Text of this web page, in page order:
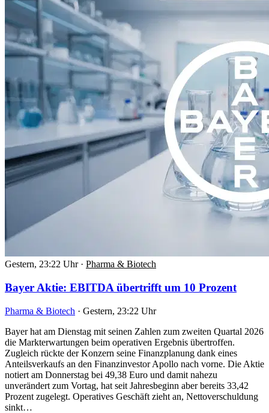
Gestern, 23:22 Uhr · Pharma & Biotech
Bayer Aktie: EBITDA übertrifft um 10 Prozent
Pharma & Biotech · Gestern, 23:22 Uhr
Bayer hat am Dienstag mit seinen Zahlen zum zweiten Quartal 2026
die Markterwartungen beim operativen Ergebnis übertroffen.
Zugleich rückte der Konzern seine Finanzplanung dank eines
Anteilsverkaufs an den Finanzinvestor Apollo nach vorne. Die Aktie
notiert am Donnerstag bei 49,38 Euro und damit nahezu
unverändert zum Vortag, hat seit Jahresbeginn aber bereits 33,42
Prozent zugelegt. Operatives Geschäft zieht an, Nettoverschuldung
sinkt…